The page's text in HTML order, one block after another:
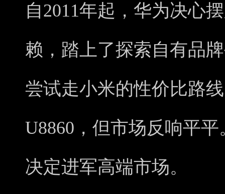
自2011年起，华为决心
赖，踏上了探索自有品
尝试走小米的性价比路
U8860，但市场反响平
决定进军高端市场。